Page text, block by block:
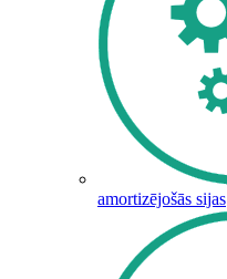
amortizējošās sijas